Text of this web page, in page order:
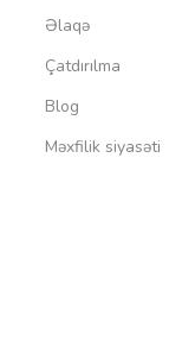
Əlaqə
Çatdırılma
Blog
Məxfilik siyasəti